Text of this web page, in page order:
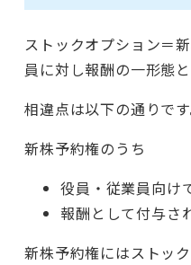
ストックオプション
員に対し報酬の一形態
相違点は以下の通りです
新株予約権のうち
役員・従業員向け
報酬として付与さ
新株予約権にはストッ